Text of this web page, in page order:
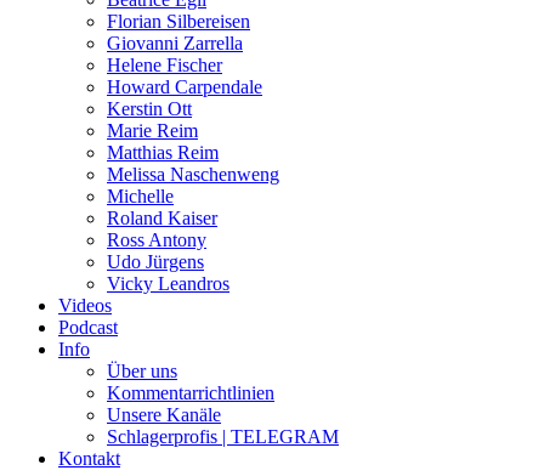
Florian Silbereisen
Giovanni Zarrella
Helene Fischer
Howard Carpendale
Kerstin Ott
Marie Reim
Matthias Reim
Melissa Naschenweng
Michelle
Roland Kaiser
Ross Antony
Udo Jürgens
Vicky Leandros
Videos
Podcast
Info
Über uns
Kommentarrichtlinien
Unsere Kanäle
Schlagerprofis | TELEGRAM
Kontakt